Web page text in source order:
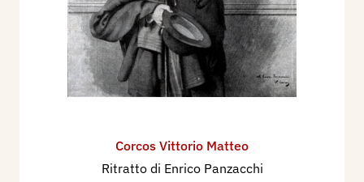
Corcos Vittorio Matteo
Ritratto di Enrico Panzacchi